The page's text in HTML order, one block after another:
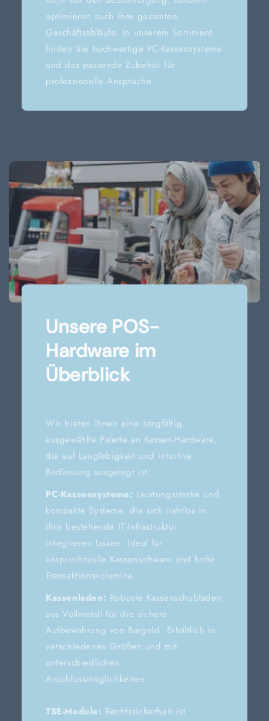
optimieren auch Ihre gesamten
Geschäftsabläufe. In unserem Sortiment
finden Sie hochwertige PC-Kassensysteme
und das passende Zubehör für
professionelle Ansprüche.
Unsere POS-
Hardware im
Überblick
Wir bieten Ihnen eine sorgfältig
ausgewählte Palette an Kassen-Hardware,
die auf Langlebigkeit und intuitive
Bedienung ausgelegt ist:
PC-Kassensysteme: Leistungsstarke und
kompakte Systeme, die sich nahtlos in
Ihre bestehende IT-Infrastruktur
integrieren lassen. Ideal für
anspruchsvolle Kassensoftware und hohe
Transaktionsvolumina.
Kassenladen: Robuste Kassenschubladen
aus Vollmetall für die sichere
Aufbewahrung von Bargeld. Erhältlich in
verschiedenen Größen und mit
unterschiedlichen
Anschlussmöglichkeiten.
TSE-Module: Rechtssicherheit ist